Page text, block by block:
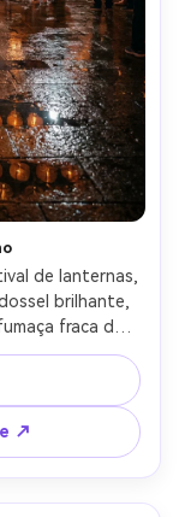
de lanternas,
brilhante,
fraca do
e reflexos,
portátil, tom
4:5
↗